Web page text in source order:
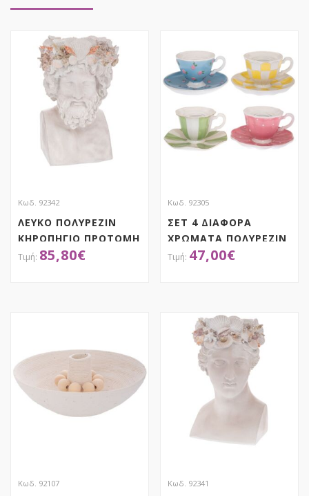
Κωδ. 92342
ΛΕΥΚΟ ΠΟΛΥΡΕΖΙΝ
ΚΗΡΟΠΗΓΙΟ ΠΡΟΤΟΜΗ
ΤΟΥ ΠΟΣΕΙΔΩΝΑ
85,80€
Κωδ. 92305
ΣΕΤ 4 ΔΙΑΦΟΡΑ
ΧΡΩΜΑΤΑ ΠΟΛΥΡΕΖΙΝ
ΚΗΡΟΠΗΓΙΑ ΤΣΑΓΙΕΡΑ
47,00€
Κωδ. 92107 Κωδ. 92341